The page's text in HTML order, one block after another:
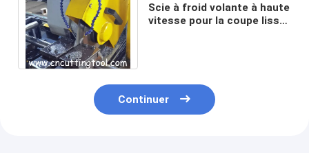
Scie à froid volante à haute
vitesse pour la coupe lisse
Continuer